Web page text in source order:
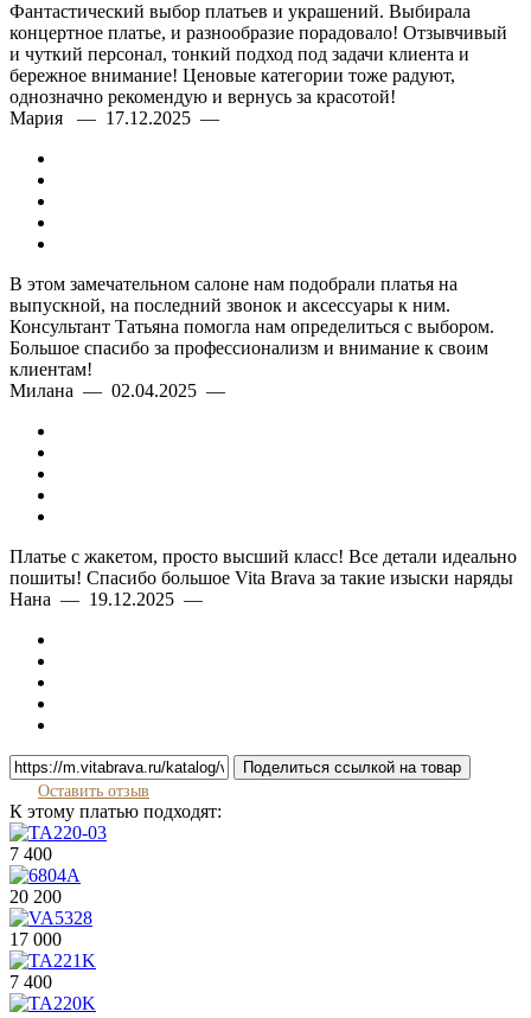
Фантастический выбор платьев и украшений. Выбирала
концертное платье, и разнообразие порадовало! Отзывчивый
и чуткий персонал, тонкий подход под задачи клиента и
бережное внимание! Ценовые категории тоже радуют,
однозначно рекомендую и вернусь за красотой!
Мария — 17.12.2025 —
В этом замечательном салоне нам подобрали платья на
выпускной, на последний звонок и аксессуары к ним.
Консультант Татьяна помогла нам определиться с выбором.
Большое спасибо за профессионализм и внимание к своим
клиентам!
Милана — 02.04.2025 —
Платье с жакетом, просто высший класс! Все детали идеально
пошиты! Спасибо большое Vita Brava за такие изыски наряды
Нана — 19.12.2025 —
Поделиться ссылкой на товар
Оставить отзыв
К этому платью подходят:
7 400
20 200
17 000
7 400